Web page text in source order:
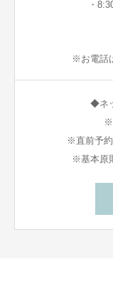
・
※お電話
◆ネ
※直前予約
※基本原